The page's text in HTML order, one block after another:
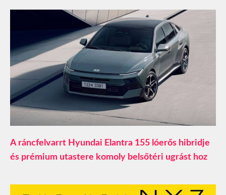
A ráncfelvarrt Hyundai Elantra 155 lóerős hibridje
és prémium utastere komoly belsőtéri ugrást hoz